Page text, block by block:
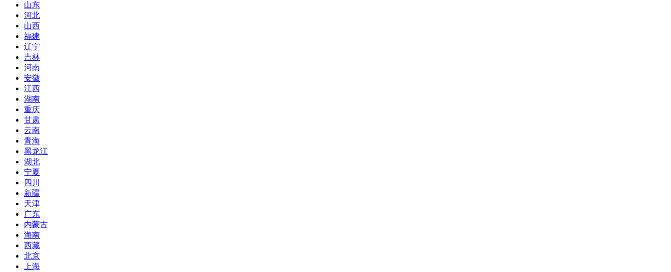
山东
河北
山西
福建
辽宁
吉林
河南
安徽
江西
湖南
重庆
甘肃
云南
青海
黑龙江
湖北
宁夏
四川
新疆
天津
广东
内蒙古
海南
西藏
北京
上海